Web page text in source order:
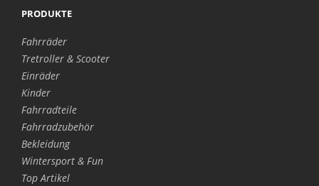
PRODUKTE
Fahrräder
Tretroller & Scooter
Einräder
Kinder
Fahrradteile
Fahrradzubehör
Bekleidung
Wintersport & Fun
Top Artikel